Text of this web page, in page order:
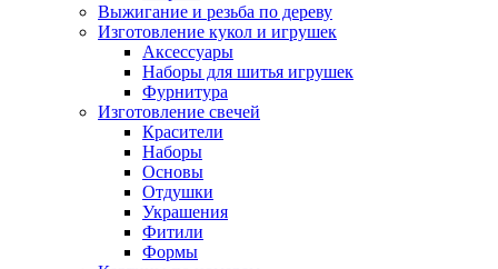
Выжигание и резьба по дереву
Изготовление кукол и игрушек
Аксессуары
Наборы для шитья игрушек
Фурнитура
Изготовление свечей
Красители
Наборы
Основы
Отдушки
Украшения
Фитили
Формы